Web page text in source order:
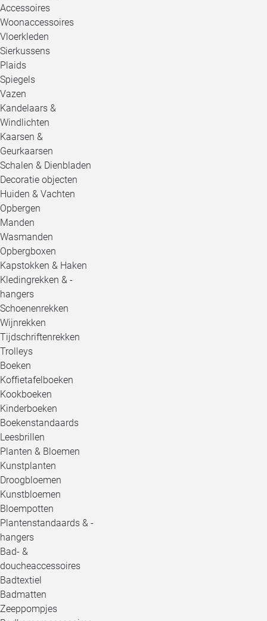
Accessoires
Woonaccessoires
Vloerkleden
Sierkussens
Plaids
Spiegels
Vazen
Kandelaars &
Windlichten
Kaarsen &
Geurkaarsen
Schalen & Dienbladen
Decoratie objecten
Huiden & Vachten
Opbergen
Manden
Wasmanden
Opbergboxen
Kapstokken & Haken
Kledingrekken & -
hangers
Schoenenrekken
Wijnrekken
Tijdschriftenrekken
Trolleys
Boeken
Koffietafelboeken
Kookboeken
Kinderboeken
Boekenstandaards
Leesbrillen
Planten & Bloemen
Kunstplanten
Droogbloemen
Kunstbloemen
Bloempotten
Plantenstandaards & -
hangers
Bad- &
doucheaccessoires
Badtextiel
Badmatten
Zeeppompjes